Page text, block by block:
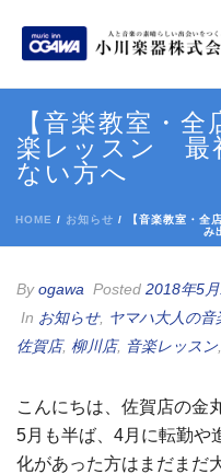
【音楽教室・
楽レッスン 最
ない方へ
HOME / お知らせ / 【音楽教室・全
み
Byogawa Posted 2018年5
In お知らせ, ヤマハ大人の音
佐賀店, 柳川店, 音楽レッスン
こんにちは、佐賀店の金
5月も半ば、4月に転勤や
化があった方はまだまだ